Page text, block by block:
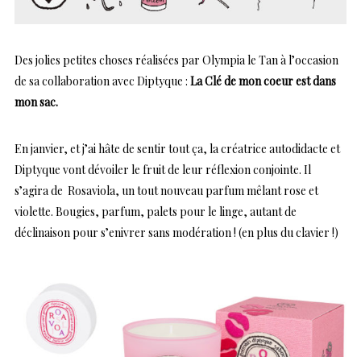
Des jolies petites choses réalisées par Olympia le Tan à l’occasion
de sa collaboration avec Diptyque : La Clé de mon coeur est dans
mon sac.
En janvier, et j’ai hâte de sentir tout ça, la créatrice autodidacte et
Diptyque vont dévoiler le fruit de leur réflexion conjointe. Il
s’agira de Rosaviola, un tout nouveau parfum mêlant rose et
violette. Bougies, parfum, palets pour le linge, autant de
déclinaison pour s’enivrer sans modération ! (en plus du clavier !)